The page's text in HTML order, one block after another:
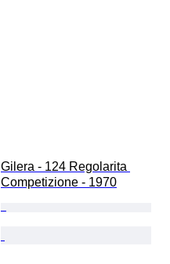
Gilera - 124 Regolarita
Competizione - 1970